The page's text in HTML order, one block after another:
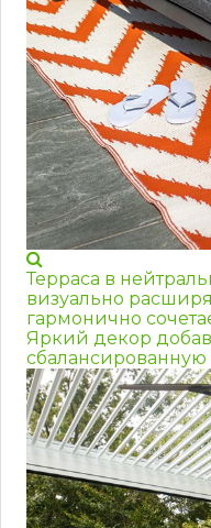
Терраса в
визуально
гармонично
Яркий декор